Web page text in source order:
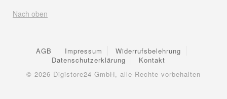
Nach oben
AGB Impressum
Widerrufsbelehrung
Datenschutzerklärung
Kontakt
© 2026 Digistore24 GmbH, alle Rechte vorbehalten